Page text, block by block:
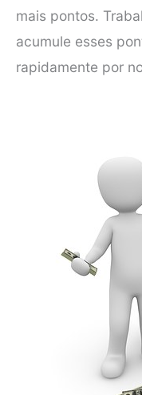
mais pontos.
acumule esses
rapidamente por